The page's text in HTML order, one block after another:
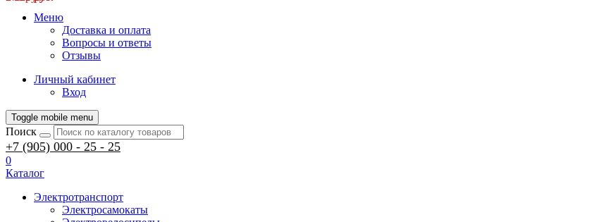
Меню
Доставка и оплата
Вопросы и ответы
Отзывы
Личный кабинет
Вход
Toggle mobile menu
Поиск
+7 (905) 000 - 25 - 25
0
Каталог
Электротранспорт
Электросамокаты